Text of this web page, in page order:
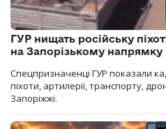
ГУР нищать російську
на Запорізькому напрямку
Спецпризначенці ГУР показали
піхоти, артилерії, транспорту,
Запоріжжі.